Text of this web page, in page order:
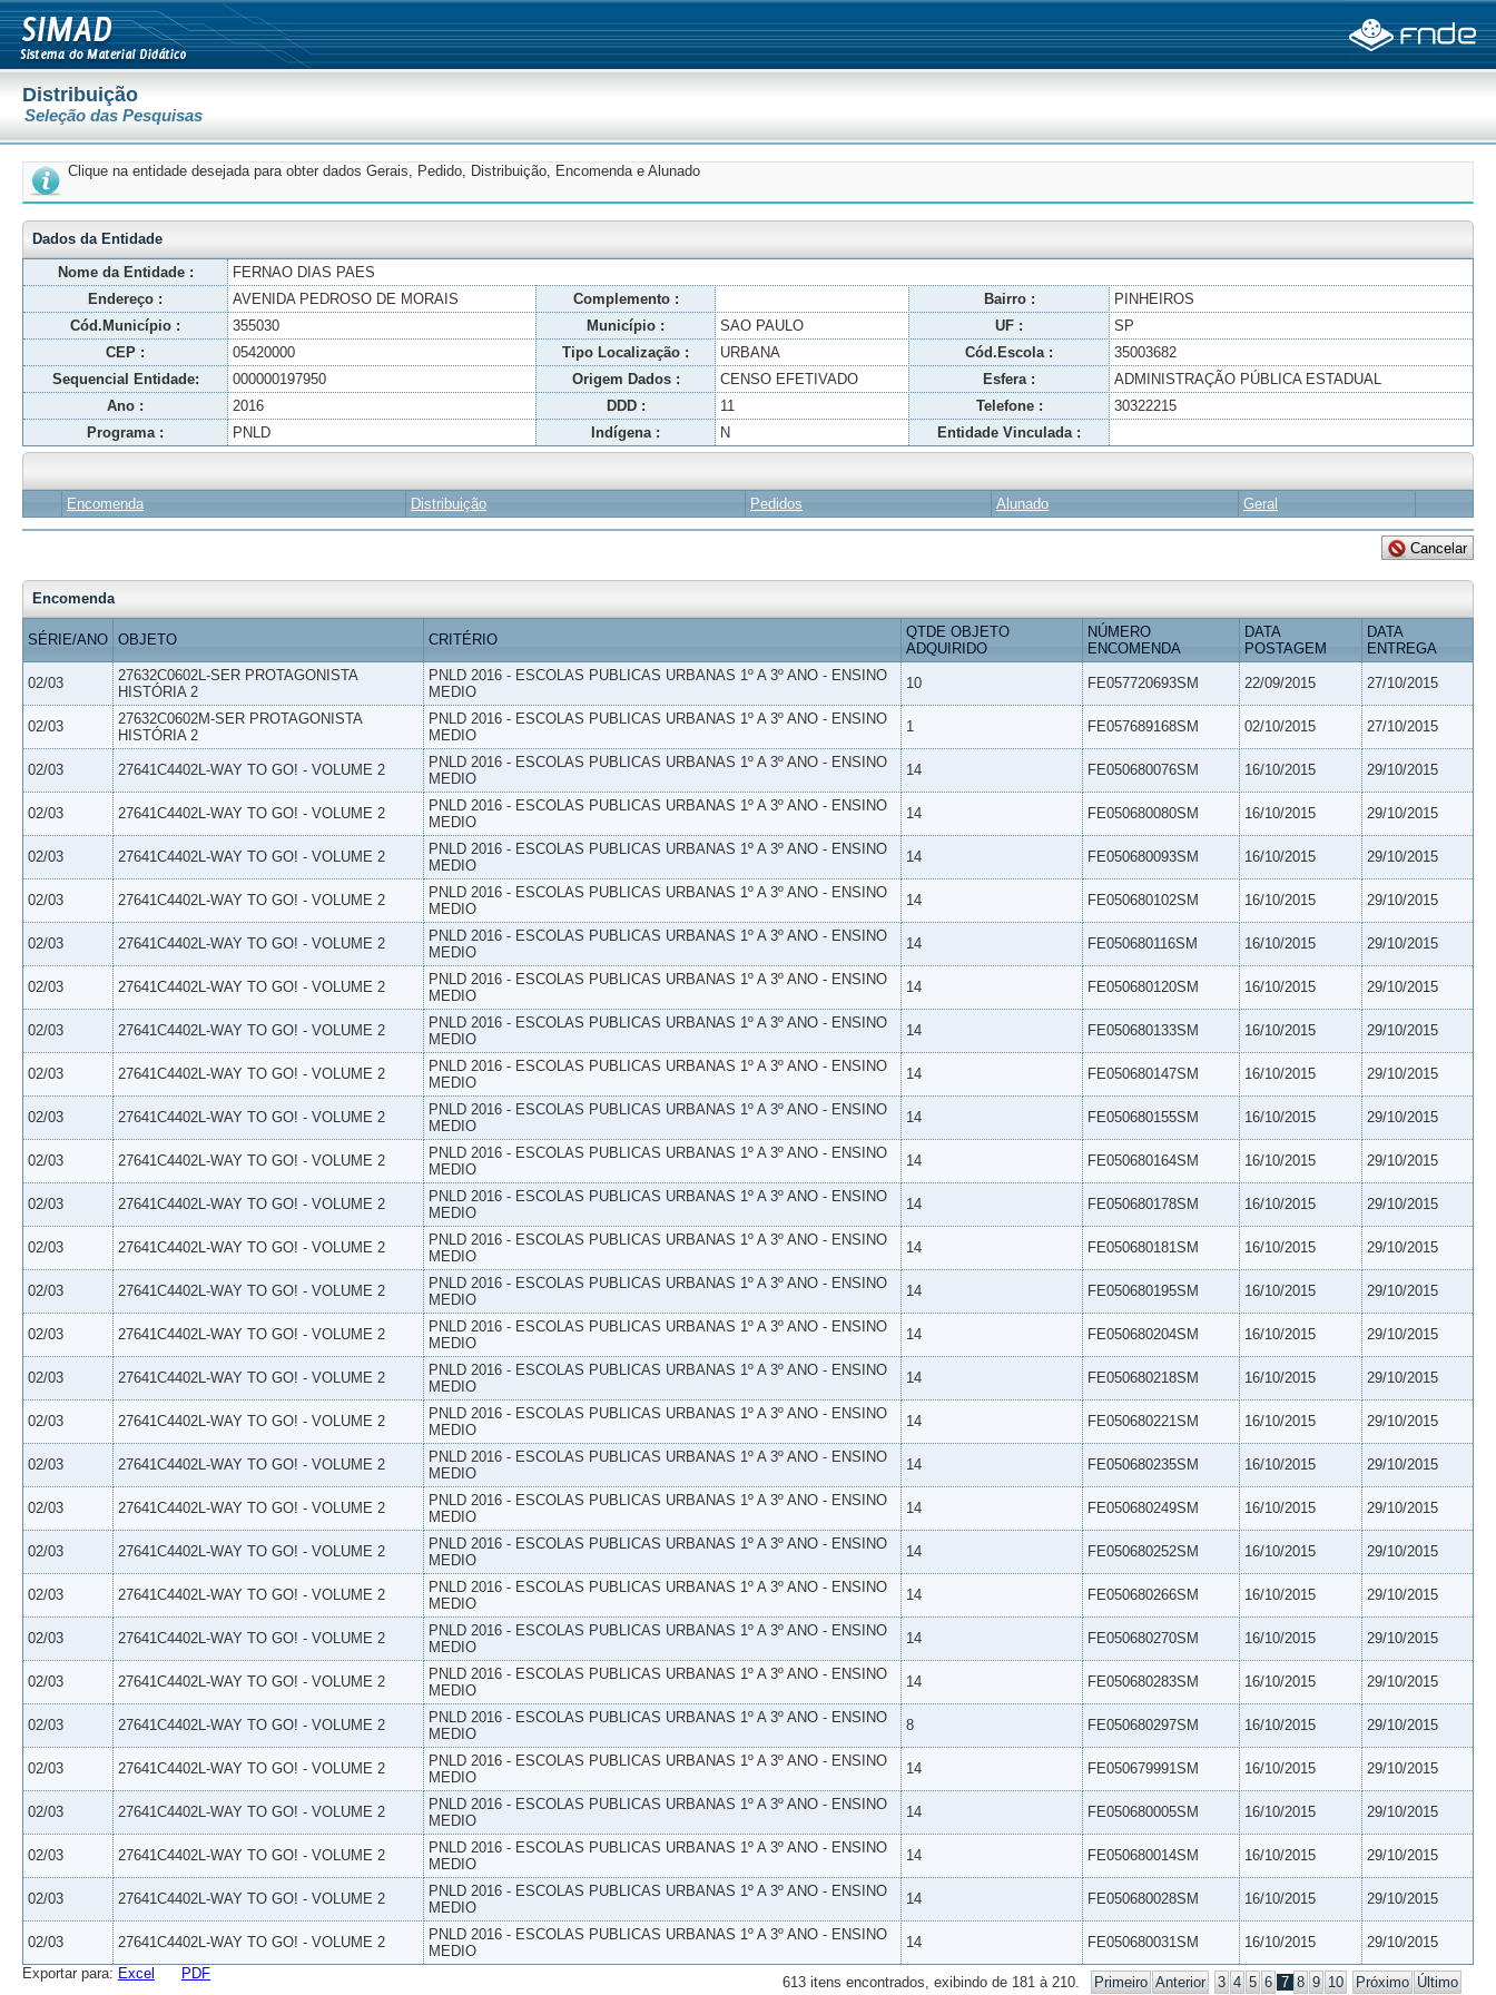
Distribuição
Seleção das Pesquisas
Clique na entidade desejada para obter dados Gerais, Pedido, Distribuição, Encomenda e Alunado
Dados da Entidade
Nome da Entidade :
FERNAO DIAS PAES
Endereço :
AVENIDA PEDROSO DE MORAIS Complemento : Bairro :
PINHEIROS
Cód.Município :
355030 Município : SAO PAULO UF :
SP
CEP :
05420000 Tipo Localização : URBANA Cód.Escola :
35003682
Sequencial Entidade:
000000197950 Origem Dados : CENSO EFETIVADO Esfera :
ADMINISTRAÇÃO PÚBLICA ESTADUAL
Ano :
2016 DDD : 11 Telefone :
30322215
Programa :
PNLD Indígena : N Entidade Vinculada :
Encomenda Distribuição Pedidos Alunado Geral
Encomenda
SÉRIE/ANO OBJETO CRITÉRIO
QTDE OBJETO
ADQUIRIDO
NÚMERO
ENCOMENDA
DATA
POSTAGEM
DATA
ENTREGA
02/03
27632C0602L-SER PROTAGONISTA
HISTÓRIA 2
PNLD 2016 - ESCOLAS PUBLICAS URBANAS 1º A 3º ANO - ENSINO
MEDIO
10 FE057720693SM 22/09/2015 27/10/2015
02/03
27632C0602M-SER PROTAGONISTA
HISTÓRIA 2
PNLD 2016 - ESCOLAS PUBLICAS URBANAS 1º A 3º ANO - ENSINO
MEDIO
1 FE057689168SM 02/10/2015 27/10/2015
02/03 27641C4402L-WAY TO GO! - VOLUME 2
PNLD 2016 - ESCOLAS PUBLICAS URBANAS 1º A 3º ANO - ENSINO
MEDIO
14 FE050680076SM 16/10/2015 29/10/2015
02/03 27641C4402L-WAY TO GO! - VOLUME 2
PNLD 2016 - ESCOLAS PUBLICAS URBANAS 1º A 3º ANO - ENSINO
MEDIO
14 FE050680080SM 16/10/2015 29/10/2015
02/03 27641C4402L-WAY TO GO! - VOLUME 2
PNLD 2016 - ESCOLAS PUBLICAS URBANAS 1º A 3º ANO - ENSINO
MEDIO
14 FE050680093SM 16/10/2015 29/10/2015
02/03 27641C4402L-WAY TO GO! - VOLUME 2
PNLD 2016 - ESCOLAS PUBLICAS URBANAS 1º A 3º ANO - ENSINO
MEDIO
14 FE050680102SM 16/10/2015 29/10/2015
02/03 27641C4402L-WAY TO GO! - VOLUME 2
PNLD 2016 - ESCOLAS PUBLICAS URBANAS 1º A 3º ANO - ENSINO
MEDIO
14 FE050680116SM 16/10/2015 29/10/2015
02/03 27641C4402L-WAY TO GO! - VOLUME 2
PNLD 2016 - ESCOLAS PUBLICAS URBANAS 1º A 3º ANO - ENSINO
MEDIO
14 FE050680120SM 16/10/2015 29/10/2015
02/03 27641C4402L-WAY TO GO! - VOLUME 2
PNLD 2016 - ESCOLAS PUBLICAS URBANAS 1º A 3º ANO - ENSINO
MEDIO
14 FE050680133SM 16/10/2015 29/10/2015
02/03 27641C4402L-WAY TO GO! - VOLUME 2
PNLD 2016 - ESCOLAS PUBLICAS URBANAS 1º A 3º ANO - ENSINO
MEDIO
14 FE050680147SM 16/10/2015 29/10/2015
02/03 27641C4402L-WAY TO GO! - VOLUME 2
PNLD 2016 - ESCOLAS PUBLICAS URBANAS 1º A 3º ANO - ENSINO
MEDIO
14 FE050680155SM 16/10/2015 29/10/2015
02/03 27641C4402L-WAY TO GO! - VOLUME 2
PNLD 2016 - ESCOLAS PUBLICAS URBANAS 1º A 3º ANO - ENSINO
MEDIO
14 FE050680164SM 16/10/2015 29/10/2015
02/03 27641C4402L-WAY TO GO! - VOLUME 2
PNLD 2016 - ESCOLAS PUBLICAS URBANAS 1º A 3º ANO - ENSINO
MEDIO
14 FE050680178SM 16/10/2015 29/10/2015
02/03 27641C4402L-WAY TO GO! - VOLUME 2
PNLD 2016 - ESCOLAS PUBLICAS URBANAS 1º A 3º ANO - ENSINO
MEDIO
14 FE050680181SM 16/10/2015 29/10/2015
02/03 27641C4402L-WAY TO GO! - VOLUME 2
PNLD 2016 - ESCOLAS PUBLICAS URBANAS 1º A 3º ANO - ENSINO
MEDIO
14 FE050680195SM 16/10/2015 29/10/2015
02/03 27641C4402L-WAY TO GO! - VOLUME 2
PNLD 2016 - ESCOLAS PUBLICAS URBANAS 1º A 3º ANO - ENSINO
MEDIO
14 FE050680204SM 16/10/2015 29/10/2015
02/03 27641C4402L-WAY TO GO! - VOLUME 2
PNLD 2016 - ESCOLAS PUBLICAS URBANAS 1º A 3º ANO - ENSINO
MEDIO
14 FE050680218SM 16/10/2015 29/10/2015
02/03 27641C4402L-WAY TO GO! - VOLUME 2
PNLD 2016 - ESCOLAS PUBLICAS URBANAS 1º A 3º ANO - ENSINO
MEDIO
14 FE050680221SM 16/10/2015 29/10/2015
02/03 27641C4402L-WAY TO GO! - VOLUME 2
PNLD 2016 - ESCOLAS PUBLICAS URBANAS 1º A 3º ANO - ENSINO
MEDIO
14 FE050680235SM 16/10/2015 29/10/2015
02/03 27641C4402L-WAY TO GO! - VOLUME 2
PNLD 2016 - ESCOLAS PUBLICAS URBANAS 1º A 3º ANO - ENSINO
MEDIO
14 FE050680249SM 16/10/2015 29/10/2015
02/03 27641C4402L-WAY TO GO! - VOLUME 2
PNLD 2016 - ESCOLAS PUBLICAS URBANAS 1º A 3º ANO - ENSINO
MEDIO
14 FE050680252SM 16/10/2015 29/10/2015
02/03 27641C4402L-WAY TO GO! - VOLUME 2
PNLD 2016 - ESCOLAS PUBLICAS URBANAS 1º A 3º ANO - ENSINO
MEDIO
14 FE050680266SM 16/10/2015 29/10/2015
02/03 27641C4402L-WAY TO GO! - VOLUME 2
PNLD 2016 - ESCOLAS PUBLICAS URBANAS 1º A 3º ANO - ENSINO
MEDIO
14 FE050680270SM 16/10/2015 29/10/2015
02/03 27641C4402L-WAY TO GO! - VOLUME 2
PNLD 2016 - ESCOLAS PUBLICAS URBANAS 1º A 3º ANO - ENSINO
MEDIO
14 FE050680283SM 16/10/2015 29/10/2015
02/03 27641C4402L-WAY TO GO! - VOLUME 2
PNLD 2016 - ESCOLAS PUBLICAS URBANAS 1º A 3º ANO - ENSINO
MEDIO
8 FE050680297SM 16/10/2015 29/10/2015
02/03 27641C4402L-WAY TO GO! - VOLUME 2
PNLD 2016 - ESCOLAS PUBLICAS URBANAS 1º A 3º ANO - ENSINO
MEDIO
14 FE050679991SM 16/10/2015 29/10/2015
02/03 27641C4402L-WAY TO GO! - VOLUME 2
PNLD 2016 - ESCOLAS PUBLICAS URBANAS 1º A 3º ANO - ENSINO
MEDIO
14 FE050680005SM 16/10/2015 29/10/2015
02/03 27641C4402L-WAY TO GO! - VOLUME 2
PNLD 2016 - ESCOLAS PUBLICAS URBANAS 1º A 3º ANO - ENSINO
MEDIO
14 FE050680014SM 16/10/2015 29/10/2015
02/03 27641C4402L-WAY TO GO! - VOLUME 2
PNLD 2016 - ESCOLAS PUBLICAS URBANAS 1º A 3º ANO - ENSINO
MEDIO
14 FE050680028SM 16/10/2015 29/10/2015
02/03 27641C4402L-WAY TO GO! - VOLUME 2
PNLD 2016 - ESCOLAS PUBLICAS URBANAS 1º A 3º ANO - ENSINO
MEDIO
14 FE050680031SM 16/10/2015 29/10/2015
613 itens encontrados, exibindo de 181 à 210. Primeiro Anterior 3 4 5 6 7 8 9 10 Próximo Último
Exportar para: Excel PDF